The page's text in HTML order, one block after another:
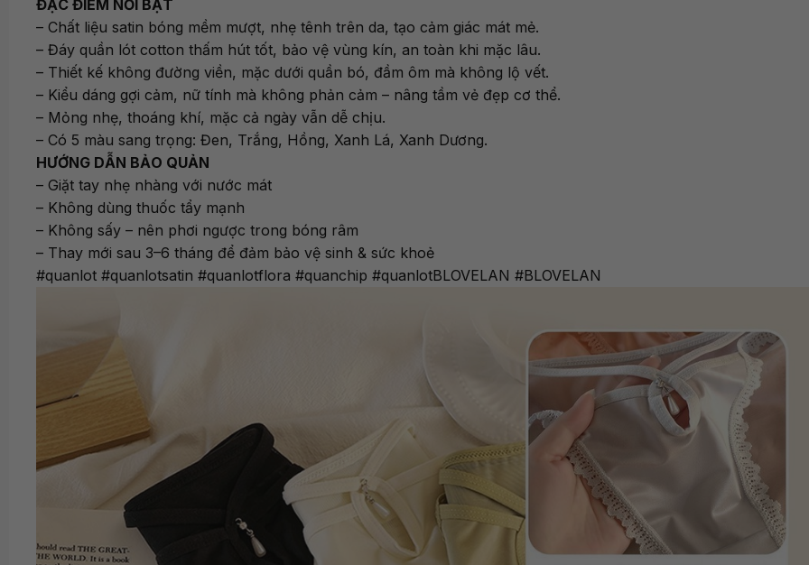
ĐẶC ĐIỂM NỔI BẬT
– Chất liệu satin bóng mềm mượt, nhẹ tênh trên da, tạo cảm giác mát mẻ.
– Đáy quần lót cotton thấm hút tốt, bảo vệ vùng kín, an toàn khi mặc lâu.
– Thiết kế không đường viền, mặc dưới quần bó, đầm ôm mà không lộ vết.
– Kiểu dáng gợi cảm, nữ tính mà không phản cảm – nâng tầm vẻ đẹp cơ thể.
– Mỏng nhẹ, thoáng khí, mặc cả ngày vẫn dễ chịu.
– Có 5 màu sang trọng: Đen, Trắng, Hồng, Xanh Lá, Xanh Dương.
HƯỚNG DẪN BẢO QUẢN
– Giặt tay nhẹ nhàng với nước mát
– Không dùng thuốc tẩy mạnh
– Không sấy – nên phơi ngược trong bóng râm
– Thay mới sau 3–6 tháng để đảm bảo vệ sinh & sức khoẻ
#quanlot #quanlotsatin #quanlotflora #quanchip #quanlotBLOVELAN #BLOVELAN